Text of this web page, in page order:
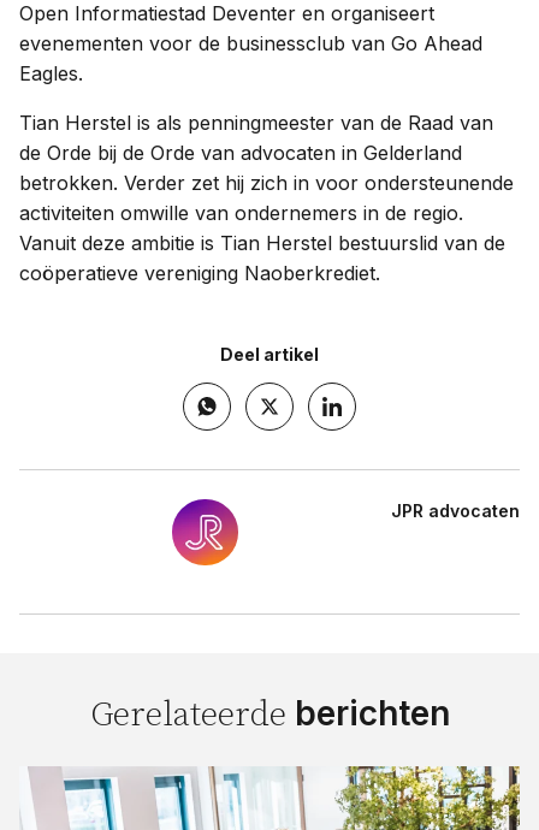
Open Informatiestad Deventer en organiseert
evenementen voor de businessclub van Go Ahead
Eagles.
Tian Herstel is als penningmeester van de Raad van
de Orde bij de Orde van advocaten in Gelderland
betrokken. Verder zet hij zich in voor ondersteunende
activiteiten omwille van ondernemers in de regio.
Vanuit deze ambitie is Tian Herstel bestuurslid van de
coöperatieve vereniging Naoberkrediet.
Deel artikel
JPR advocaten
Gerelateerde berichten